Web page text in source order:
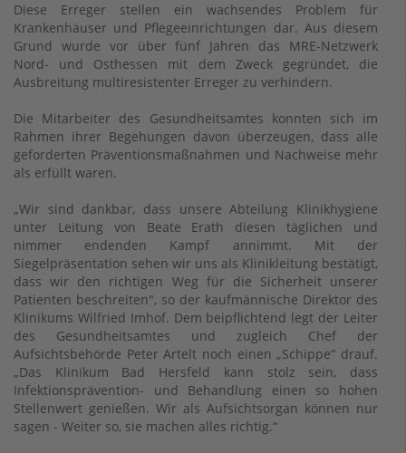
Diese Erreger stellen ein wachsendes Problem für
Krankenhäuser und Pflegeeinrichtungen dar. Aus diesem
Grund wurde vor über fünf Jahren das MRE-Netzwerk
Nord- und Osthessen mit dem Zweck gegründet, die
Ausbreitung multiresistenter Erreger zu verhindern.
Die Mitarbeiter des Gesundheitsamtes konnten sich im
Rahmen ihrer Begehungen davon überzeugen, dass alle
geforderten Präventionsmaßnahmen und Nachweise mehr
als erfüllt waren.
„Wir sind dankbar, dass unsere Abteilung Klinikhygiene
unter Leitung von Beate Erath diesen täglichen und
nimmer endenden Kampf annimmt. Mit der
Siegelpräsentation sehen wir uns als Klinikleitung bestätigt,
dass wir den richtigen Weg für die Sicherheit unserer
Patienten beschreiten", so der kaufmännische Direktor des
Klinikums Wilfried Imhof. Dem beipflichtend legt der Leiter
des Gesundheitsamtes und zugleich Chef der
Aufsichtsbehörde Peter Artelt noch einen „Schippe“ drauf.
„Das Klinikum Bad Hersfeld kann stolz sein, dass
Infektionsprävention- und Behandlung einen so hohen
Stellenwert genießen. Wir als Aufsichtsorgan können nur
sagen - Weiter so, sie machen alles richtig.“